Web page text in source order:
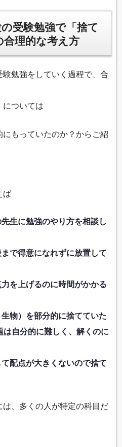
受験勉強で「捨て
理的な考え方
勉強をしていく過程で、合
については
もっていたのか？からご紹
ば
生に勉強のやり方を相談し
で得意になれずに放置して
を上げるのに時間がかかる
物）を部分的に捨てていた
自分的に難しく、解くのに
配点が大きくないので捨て
、多くの人が特定の科目だ